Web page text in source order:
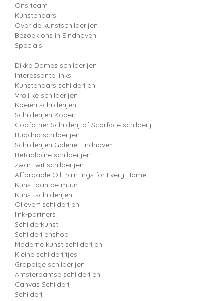
Ons team
Kunstenaars
Over de kunstschilderijen
Bezoek ons in Eindhoven
Specials
Dikke Dames schilderijen
Interessante links
Kunstenaars schilderijen
Vrolijke schilderijen
Koeien schilderijen
Schilderijen Kopen
Godfather Schilderij of Scarface schilderij
Buddha schilderijen
Schilderijen Galerie Eindhoven
Betaalbare schilderijen
zwart wit schilderijen
Affordable Oil Paintings for Every Home
Kunst aan de muur
Kunst schilderijen
Olieverf schilderijen
link-partners
Schilderkunst
Schilderijenshop
Moderne kunst schilderijen
Kleine schilderijtjes
Grappige schilderijen
Amsterdamse schilderijen
Canvas Schilderij
Schilderij